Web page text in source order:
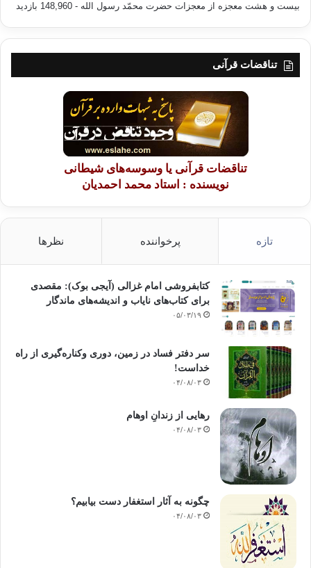
بیست و هشت معجزه از معجزات حضرت محمّد رسول الله - 148,960 بازدید
تناقضات قرآنی
تناقضات قرآنی یا وسوسه‌های شیطانی
نویسنده : استاد محمد احمدیان
تازه پرخواننده نظرها
کتابفروشی امام غزالی (آیجی بوک): مقصدی
برای کتاب‌های نایاب و اندیشه‌های ماندگار
۰۵/۰۳/۱۹
سر دفتر فساد در زمین‌، دوری وکناره‌گیری از راه
خداست‌!
۰۴/۰۸/۰۳
رهایی از زندانِ اوهام
۰۴/۰۸/۰۳
چگونه به آثار استغفار دست بیابیم؟
۰۴/۰۸/۰۳